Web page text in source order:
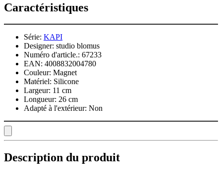
Caractéristiques
Série: KAPI
Designer: studio blomus
Numéro d'article.: 67233
EAN: 4008832004780
Couleur: Magnet
Matériel: Silicone
Largeur: 11 cm
Longueur: 26 cm
Adapté à l'extérieur: Non
Description du produit